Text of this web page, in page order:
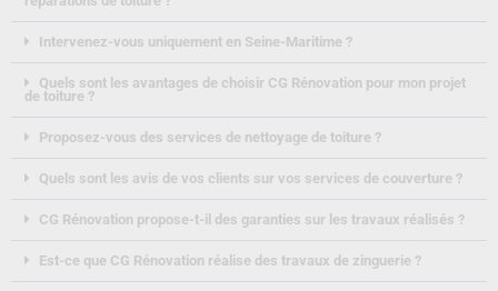
Intervenez-vous uniquement en Seine-Maritime ?
Quels sont les avantages de choisir CG Rénovation pour mon projet
de toiture ?
Proposez-vous des services de nettoyage de toiture ?
Quels sont les avis de vos clients sur vos services de couverture ?
CG Rénovation propose-t-il des garanties sur les travaux réalisés ?
Est-ce que CG Rénovation réalise des travaux de zinguerie ?